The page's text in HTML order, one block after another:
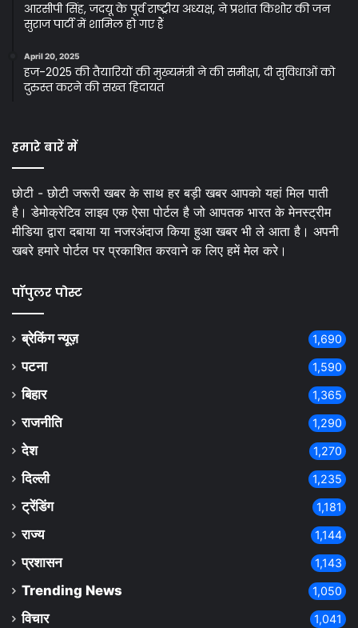
आरसीपी सिंह, जदयू के पूर्व राष्ट्रीय अध्यक्ष, ने प्रशांत किशोर की जन
सुराज पार्टी में शामिल हो गए हैं
April 20, 2025
हज-2025 की तैयारियों की मुख्यमंत्री ने की समीक्षा, दी सुविधाओं को
दुरुस्त करने की सख्त हिदायत
हमारे बारें में
छोटी - छोटी जरूरी खबर के साथ हर बड़ी खबर आपको यहां मिल पाती
है। डेमोक्रेटिव लाइव एक ऐसा पोर्टल है जो आपतक भारत के मेनस्ट्रीम
मीडिया द्वारा दबाया या नजरअंदाज किया हुआ खबर भी ले आता है। अपनी
खबरे हमारे पोर्टल पर प्रकाशित करवाने क लिए हमें मेल करे।
पॉपुलर पोस्ट
ब्रेकिंग न्यूज़ 1,690
पटना 1,590
बिहार 1,365
राजनीति 1,290
देश 1,270
दिल्ली 1,235
ट्रेंडिंग 1,181
राज्य 1,144
प्रशासन 1,143
Trending News 1,050
विचार 1,041